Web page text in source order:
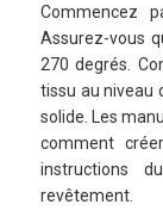
Commencez
Assurez-vous
270 degrés.
tissu au niveau
solide. Les
comment
instructions
revêtement.